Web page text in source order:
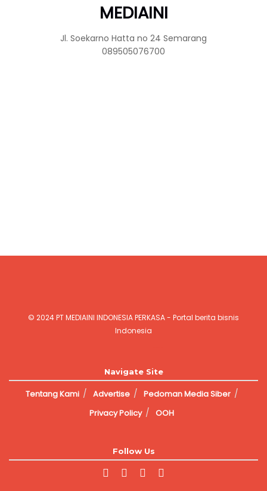
MEDIAINI
Jl. Soekarno Hatta no 24 Semarang
089505076700
© 2024PT MEDIAINI INDONESIA PERKASA- Portal berita bisnis
Indonesia
Navigate Site
Tentang Kami Advertise
Pedoman Media Siber
Privacy Policy
OOH
Follow Us